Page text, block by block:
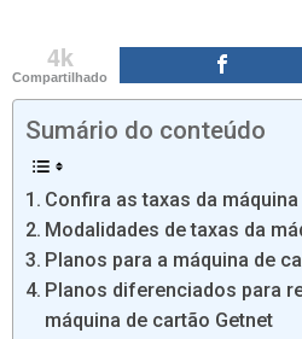
4k
Compartilhado
Sumário do conteúdo
Confira as taxas da
Modalidades de taxas da
Planos para a máquina de
Planos diferenciados para
máquina de cartão Getnet